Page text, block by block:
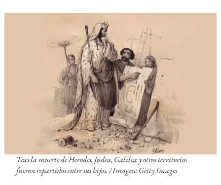
Tras la muerte de Herodes, Judea, Galilea y otros territorios
fueron repartidos entre sus hijos. / Imagen: Getty Images